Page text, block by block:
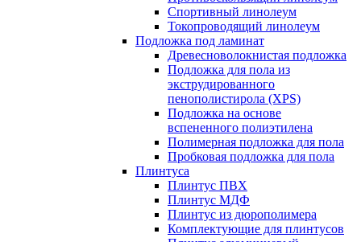
Спортивный линолеум
Токопроводящий линолеум
Подложка под ламинат
Древесноволокнистая подложка
Подложка для пола из
экструдированного
пенополистирола (XPS)
Подложка на основе
вспененного полиэтилена
Полимерная подложка для пола
Пробковая подложка для пола
Плинтуса
Плинтус ПВХ
Плинтус МДФ
Плинтус из дюрополимера
Комплектующие для плинтусов